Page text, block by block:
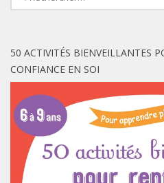
50 ACTIVITÉS BIENVEILLANTES
CONFIANCE EN SOI